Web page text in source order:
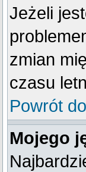
Jeżeli
zmian
czasu
Powrót
Mojego